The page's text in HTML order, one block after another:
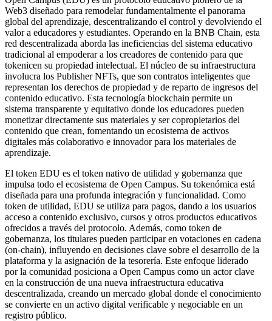
Web3 diseñado para remodelar fundamentalmente el panorama
global del aprendizaje, descentralizando el control y devolviendo el
valor a educadores y estudiantes. Operando en la BNB Chain, esta
red descentralizada aborda las ineficiencias del sistema educativo
tradicional al empoderar a los creadores de contenido para que
tokenicen su propiedad intelectual. El núcleo de su infraestructura
involucra los Publisher NFTs, que son contratos inteligentes que
representan los derechos de propiedad y de reparto de ingresos del
contenido educativo. Esta tecnología blockchain permite un
sistema transparente y equitativo donde los educadores pueden
monetizar directamente sus materiales y ser copropietarios del
contenido que crean, fomentando un ecosistema de activos
digitales más colaborativo e innovador para los materiales de
aprendizaje.
El token EDU es el token nativo de utilidad y gobernanza que
impulsa todo el ecosistema de Open Campus. Su tokenómica está
diseñada para una profunda integración y funcionalidad. Como
token de utilidad, EDU se utiliza para pagos, dando a los usuarios
acceso a contenido exclusivo, cursos y otros productos educativos
ofrecidos a través del protocolo. Además, como token de
gobernanza, los titulares pueden participar en votaciones en cadena
(on-chain), influyendo en decisiones clave sobre el desarrollo de la
plataforma y la asignación de la tesorería. Este enfoque liderado
por la comunidad posiciona a Open Campus como un actor clave
en la construcción de una nueva infraestructura educativa
descentralizada, creando un mercado global donde el conocimiento
se convierte en un activo digital verificable y negociable en un
registro público.